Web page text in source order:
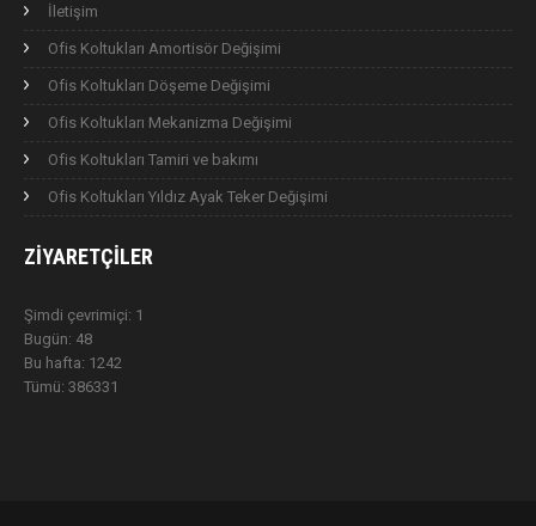
İletişim
Ofis Koltukları Amortisör Değişimi
Ofis Koltukları Döşeme Değişimi
Ofis Koltukları Mekanizma Değişimi
Ofis Koltukları Tamiri ve bakımı
Ofis Koltukları Yıldız Ayak Teker Değişimi
ZIYARETÇILER
Şimdi çevrimiçi: 1
Bugün: 48
Bu hafta: 1242
Tümü: 386331